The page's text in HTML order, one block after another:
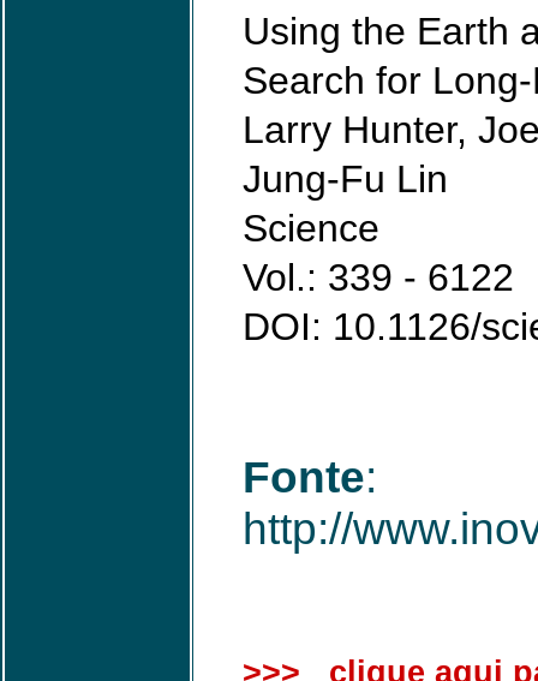
Using the Earth
Search for
Larry Hunter,
Jung-Fu Lin
Science
Vol.: 339 - 6122
DOI: 10.1126/
Fonte:
http://
>>> clique aqui